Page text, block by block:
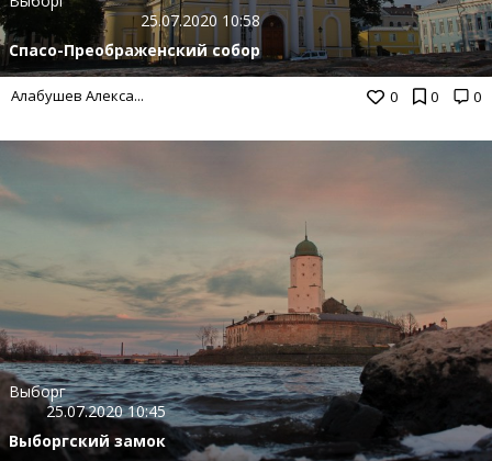
0 0 0
25.07.2020 10:58
Спасо-Преображенский собор
Алабушев Алекса...
Выборг
25.07.2020 10:45
Выборгский замок